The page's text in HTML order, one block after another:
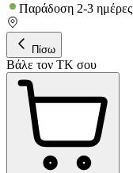
Παράδοση 2-3 ημέρες
Πίσω
Βάλε τον ΤΚ σου